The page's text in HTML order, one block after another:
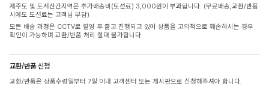
제주도 및 도서산간지역은 추가배송비(도선료) 3,000원이 부과됩니다. (무료배송,교환/반품
시에도 도선료는 고객님 부담)
모든 배송 과정은 CCTV로 촬영 후 출고 진행되고 있어 상품을 고의적으로 훼손하시는 경우
확인이 가능하며 교환/반품 처리 절대 불가합니다.
교환/반품 신청
교환/반품은 상품수령일부터 7일 이내 고객센터 또는 게시판으로 신청해주셔야 합니다.